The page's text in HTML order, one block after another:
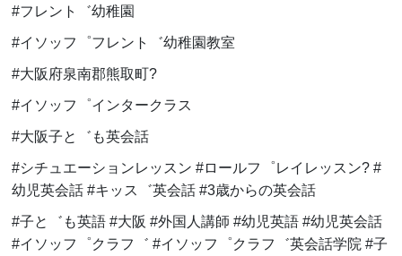
#フレント゛幼稚園
#イソッフ゜フレント゛幼稚園教室
#大阪府泉南郡熊取町?
#イソッフ゜インタークラス
#大阪子と゛も英会話
#シチュエーションレッスン #ロールフ゜レイレッスン? #
幼児英会話 #キッス゛英会話 #3歳からの英会話
#子と゛も英語 #大阪 #外国人講師 #幼児英語 #幼児英会話
#イソッフ゜クラフ゛ #イソッフ゜クラフ゛英会話学院 #子